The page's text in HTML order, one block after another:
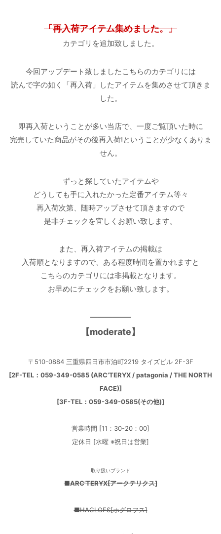
「再入荷アイテム集めました。」
カテゴリを追加致しました。
今回アップデート致しましたこちらのカテゴリには
読んで字の如く「再入荷」したアイテムを集めさせて頂きま
した。
即再入荷ということが多い当店で、一度ご覧頂いた時に
完売していた商品がその後再入荷!ということが少なくありま
せん。
ずっと探していたアイテムや
どうしても手に入れたかった定番アイテム等々
再入荷次第、随時アップさせて頂きますので
是非チェックを宜しくお願い致します。
また、再入荷アイテムの掲載は
入荷順となりますので、ある程度時間を置かれますと
こちらのカテゴリには非掲載となります。
お早めにチェックをお願い致します。
—————–
【moderate】
〒510-0884 三重県四日市市泊町2219 タイズビル 2F-3F
[2F-TEL：059-349-0585 (ARC’TERYX / patagonia / THE NORTH
FACE)]
[3F-TEL：059-349-0585(その他)]
営業時間 [11：30-20：00]
定休日 [水曜 ※祝日は営業]
取り扱いブランド
■ARC’TERYX[アークテリクス]
■HAGLOFS[ホグロフス]